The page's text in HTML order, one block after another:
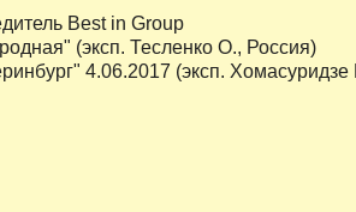
Best in Group
(эксп. Тесленко О., Россия)
4.06.2017 (эксп. Хомасуридзе